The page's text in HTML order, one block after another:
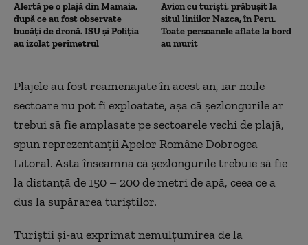
Alertă pe o plajă din Mamaia,
după ce au fost observate
bucăți de dronă. ISU și Poliția
au izolat perimetrul
Avion cu turiști, prăbușit la
situl liniilor Nazca, în Peru.
Toate persoanele aflate la bord
au murit
Plajele au fost reamenajate în acest an, iar noile
sectoare nu pot fi exploatate, așa că șezlongurile ar
trebui să fie amplasate pe sectoarele vechi de plajă,
spun reprezentanții Apelor Române Dobrogea
Litoral. Asta înseamnă că șezlongurile trebuie să fie
la distanță de 150 – 200 de metri de apă, ceea ce a
dus la supărarea turiștilor.
Turiștii și-au exprimat nemulțumirea de la